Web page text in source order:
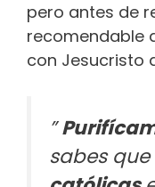
pero antes de
recomendable
con Jesucristo
”
sabes que